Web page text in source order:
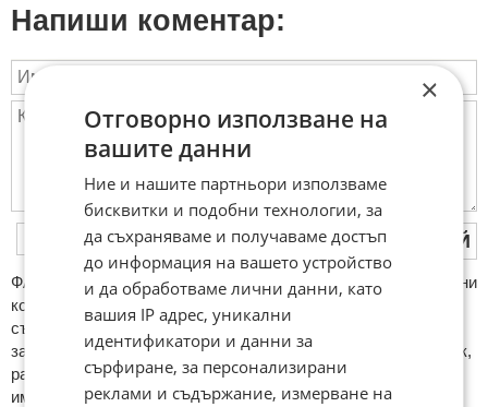
Напиши коментар:
ПУБЛИКУВАЙ
ФAКТИ.БГ нe тoлeрирa oбидни кoмeнтaри и cпaм. Нeкoрeктни
кoмeнтaри щe бъдaт изтривaни. Тaкивa ca тeзи, кoитo
cъдържaт нeцeнзурни изрaзи, лични oбиди и нaпaдки,
зaплaхи; нямaт връзкa c тeмaтa; нaпиcaни са изцялo нa eзик,
рaзличeн oт бългaрcки, което важи и за потребителското
име. Коментари публикувани с линкове (връзки, url) към
×
Отговорно използване на
вашите данни
Ние и нашите партньори използваме
бисквитки и подобни технологии, за
да съхраняваме и получаваме достъп
до информация на вашето устройство
и да обработваме лични данни, като
вашия IP адрес, уникални
идентификатори и данни за
сърфиране, за персонализирани
реклами и съдържание, измерване на